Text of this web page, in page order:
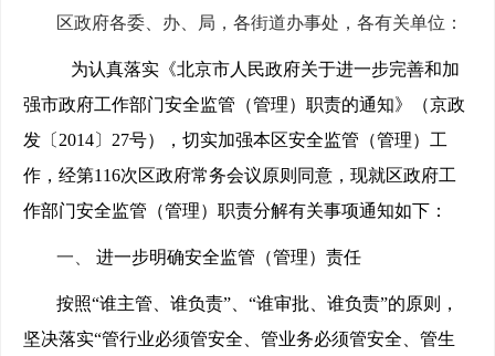
区政府各委、办、局，各街道办事处，各有关单位：
为认真落实《北京市人民政府关于进一步完善和加
强市政府工作部门安全监管（管理）职责的通知》（京政
发〔2014〕27号），切实加强本区安全监管（管理）工
作，经第116次区政府常务会议原则同意，现就区政府工
作部门安全监管（管理）职责分解有关事项通知如下：
一、 进一步明确安全监管（管理）责任
按照“谁主管、谁负责”、“谁审批、谁负责”的原则，
坚决落实“管行业必须管安全、管业务必须管安全、管生